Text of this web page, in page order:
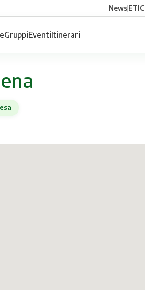
News|
GruppiEventiItinerari